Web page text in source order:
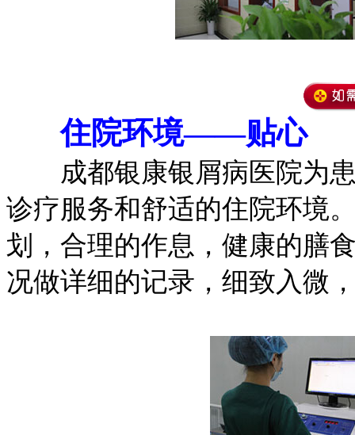
住院环境——贴心
成都银康银屑病医院为患
诊疗服务和舒适的住院环境
划，合理的作息，健康的膳
况做详细的记录，细致入微